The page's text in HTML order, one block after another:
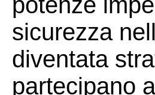
sicurezza
diventata
partecipano